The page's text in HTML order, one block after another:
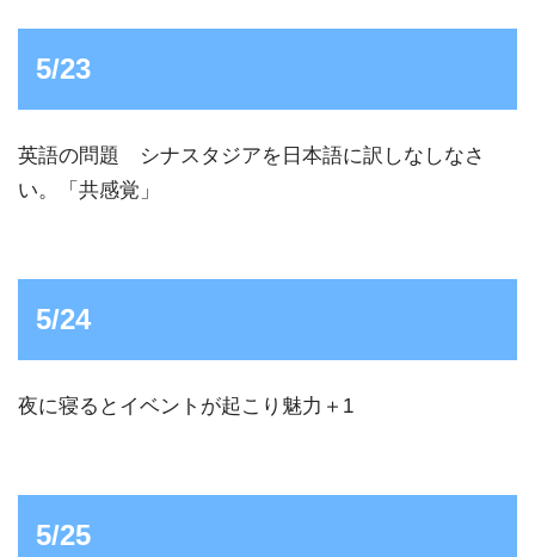
5/23
英語の問題 シナスタジアを日本語に訳しなしなさ
い。「共感覚」
5/24
夜に寝るとイベントが起こり魅力＋1
5/25